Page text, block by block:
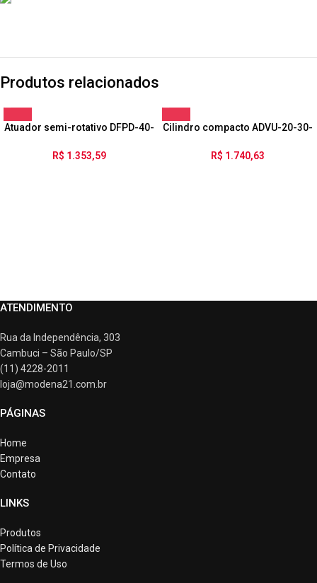
Produtos relacionados
Atuador semi-rotativo DFPD-40-
R$ 1.353,59
Cilindro compacto ADVU-20-30-
R$ 1.740,63
ATENDIMENTO
Rua da Independência, 303
Cambuci – São Paulo/SP
(11) 4228-2011
loja@modena21.com.br
PÁGINAS
Home
Empresa
Contato
LINKS
Produtos
Política de Privacidade
Termos de Uso